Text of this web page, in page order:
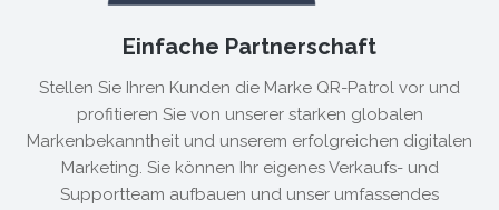
Einfache Partnerschaft
Stellen Sie Ihren Kunden die Marke QR-Patrol vor und
profitieren Sie von unserer starken globalen
Markenbekanntheit und unserem erfolgreichen digitalen
Marketing. Sie können Ihr eigenes Verkaufs- und
Supportteam aufbauen und unser umfassendes